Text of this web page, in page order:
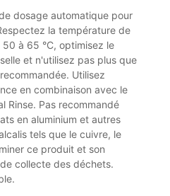
dosage automatique pour
la température de
à 65 °C, optimisez le
et n'utilisez pas plus que
Utilisez
en combinaison avec le
Rinse. Pas recommandé
en aluminium et autres
tels que le cuivre, le
ce produit et son
collecte des déchets.